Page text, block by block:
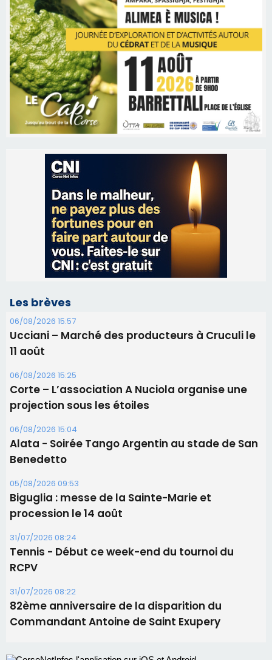
Les brèves
06/08/2026 15:57
Ucciani – Marché des producteurs à Cruculi le
11 août
06/08/2026 15:25
Corte – L’association A Nuciola organise une
projection sous les étoiles
06/08/2026 15:04
Alata - Soirée Tango Argentin au stade de San
Benedetto
05/08/2026 09:53
Biguglia : messe de la Sainte-Marie et
procession le 14 août
31/07/2026 08:24
Tennis - Début ce week-end du tournoi du
RCPV
31/07/2026 08:22
82ème anniversaire de la disparition du
Commandant Antoine de Saint Exupery